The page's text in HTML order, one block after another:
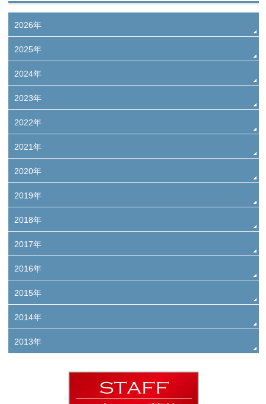
2026年
2025年
2024年
2023年
2022年
2021年
2020年
2019年
2018年
2017年
2016年
2015年
2014年
2013年